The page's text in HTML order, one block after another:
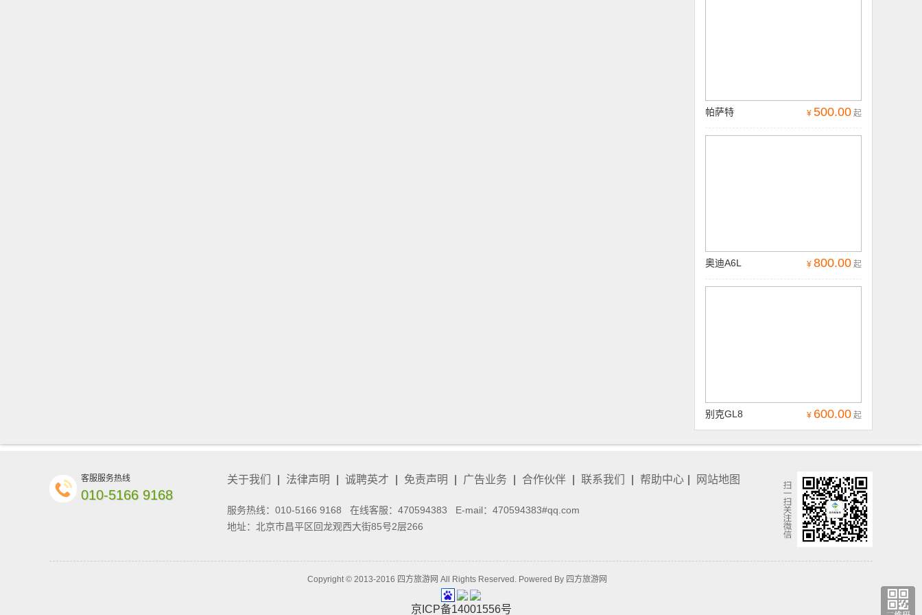
¥ 500.00 起
帕萨特
¥ 800.00 起
奥迪A6L
¥ 600.00 起
别克GL8
客服服务热线
010-5166 9168
关于我们 法律声明 诚聘英才 免责声明 广告业务 合作伙伴 联系我们 帮助中心 网站地图
服务热线：010-5166 9168 在线客服： 470594383 E-mail：470594383#qq.com
地址：北京市昌平区回龙观西大街85号2层266
Copyright © 2013-2016 四方旅游网 All Rights Reserved. Powered By 四方旅游网
京 ICP备14001556号